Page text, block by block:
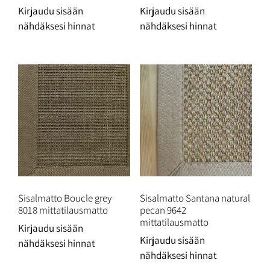
Kirjaudu sisään
nähdäksesi hinnat
Kirjaudu sisään
nähdäksesi hinnat
Sisalmatto Boucle grey
8018 mittatilausmatto
Kirjaudu sisään
nähdäksesi hinnat
Sisalmatto Santana natural
pecan 9642
mittatilausmatto
Kirjaudu sisään
nähdäksesi hinnat